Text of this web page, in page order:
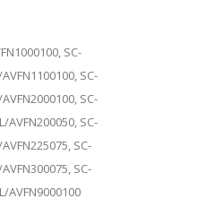
SC-
SC-
SC-
AVFN200050, SC-
SC-
SC-
AVFN9000100